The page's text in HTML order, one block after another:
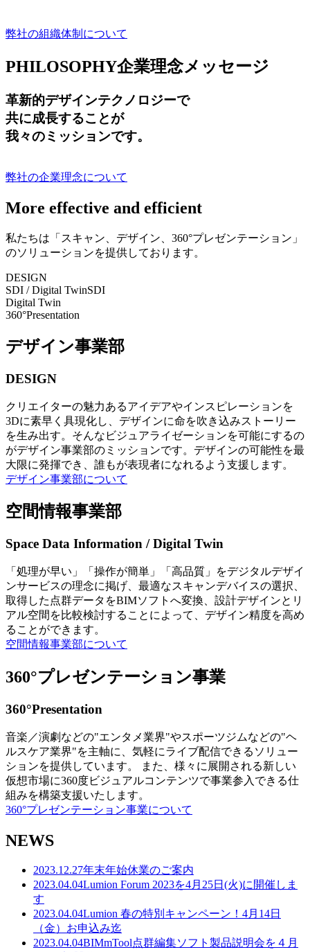
弊社の組織体制について
PHILOSOPHY企業理念メッセージ
革新的デザインテクノロジーで
共に成長することが
我々のミッションです。
弊社の企業理念について
More effective and efficient
私たちは「スキャン、デザイン、360°プレゼンテーション」
のソリューションを提供しております。
DESIGN
SDI / Digital TwinSDI
Digital Twin
360°Presentation
デザイン事業部
DESIGN
クリエイターの魅力あるアイデアやインスピレーションを
3Dに素早く具現化し、デザインに命を吹き込みストーリー
を生み出す。そんなビジュアライゼーションを可能にするの
がデザイン事業部のミッションです。デザインの可能性を最
大限に発揮でき、誰もが表現者になれるよう支援します。
デザイン事業部について
空間情報事業部
Space Data Information / Digital Twin
「処理が早い」「操作が簡単」「高品質」をデジタルデザイ
ンサービスの理念に掲げ、最適なスキャンデバイスの選択、
取得した点群データをBIMソフトへ変換、設計デザインとリ
アル空間を比較検討することによって、デザイン精度を高め
ることができます。
空間情報事業部について
360°プレゼンテーション事業
360°Presentation
音楽／演劇などの"エンタメ業界"やスポーツジムなどの"ヘ
ルスケア業界"を主軸に、気軽にライブ配信できるソリュー
ションを提供しています。 また、様々に展開される新しい
仮想市場に360度ビジュアルコンテンツで事業参入できる仕
組みを構築支援いたします。
360°プレゼンテーション事業について
NEWS
2023.12.27年末年始休業のご案内
2023.04.04Lumion Forum 2023を4月25日(火)に開催しま
す
2023.04.04Lumion 春の特別キャンペーン！4月14日
（金）お申込み迄
2023.04.04BIMmTool点群編集ソフト製品説明会を４月